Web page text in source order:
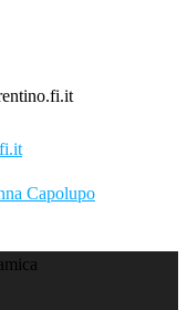
Capolupo